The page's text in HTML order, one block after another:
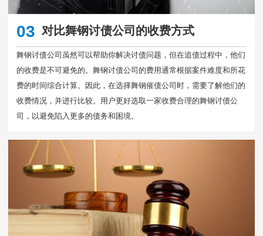
03 对比舞钢讨债公司的收费方式
舞钢讨债公司虽然可以帮助你解决讨债问题，但在追债过程中，他们
的收费是不可避免的。舞钢讨债公司的费用通常根据案件难度和所花
费的时间综合计算。因此，在选择舞钢催债公司时，需要了解他们的
收费情况，并进行比较。用户更好选取一家收费合理的舞钢讨债公
司，以避免陷入更多的债务和困境。